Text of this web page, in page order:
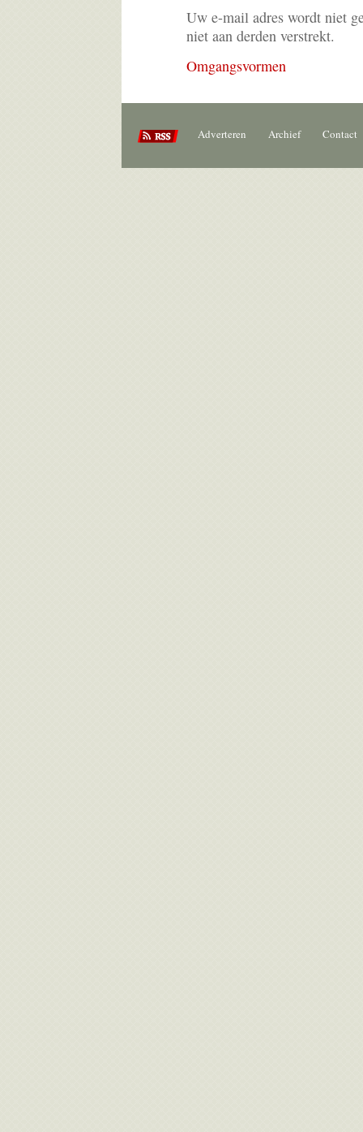
Uw e-mail adres wordt niet
niet aan derden verstrekt.
Omgangsvormen
Adverteren Archief Contact